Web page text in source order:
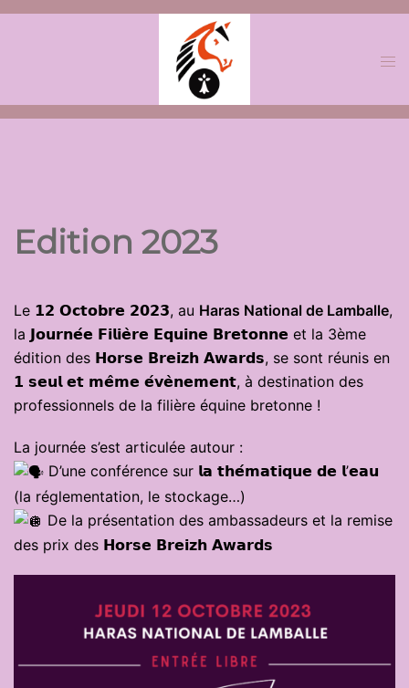
Aller
Edition 2023
Le 𝟭𝟮 𝗢𝗰𝘁𝗼𝗯𝗿𝗲 𝟮𝟬𝟮𝟯, au Haras National de Lamballe,
la 𝗝𝗼𝘂𝗿𝗻𝗲́𝗲 𝗙𝗶𝗹𝗶𝗲̀𝗿𝗲 𝗘𝗾𝘂𝗶𝗻𝗲 𝗕𝗿𝗲𝘁𝗼𝗻𝗻𝗲 et la 3ème
édition des 𝗛𝗼𝗿𝘀𝗲 𝗕𝗿𝗲𝗶𝘇𝗵 𝗔𝘄𝗮𝗿𝗱𝘀, se sont réunis en
𝟭 𝘀𝗲𝘂𝗹 𝗲𝘁 𝗺𝗲̂𝗺𝗲 𝗲́𝘃𝗲̀𝗻𝗲𝗺𝗲𝗻𝘁, à destination des
professionnels de la filière équine bretonne !
La journée s’est articulée autour :
D’une conférence sur 𝗹𝗮 𝘁𝗵𝗲́𝗺𝗮𝘁𝗶𝗾𝘂𝗲 𝗱𝗲 𝗹’𝗲𝗮𝘂
(la réglementation, le stockage…)
De la présentation des ambassadeurs et la remise
des prix des 𝗛𝗼𝗿𝘀𝗲 𝗕𝗿𝗲𝗶𝘇𝗵 𝗔𝘄𝗮𝗿𝗱𝘀